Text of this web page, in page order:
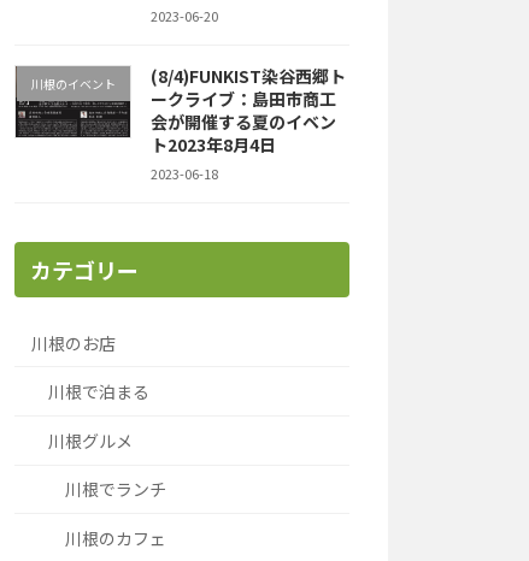
2023-06-20
川根のイベント
(8/4)FUNKIST染谷西郷ト
ークライブ：島田市商工
会が開催する夏のイベン
ト2023年8月4日
2023-06-18
カテゴリー
川根のお店
川根で泊まる
川根グルメ
川根でランチ
川根のカフェ